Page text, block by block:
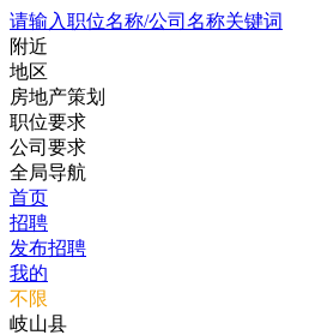
请输入职位名称/公司名称关键词
附近
地区
房地产策划
职位要求
公司要求
全局导航
首页
招聘
发布招聘
我的
不限
岐山县